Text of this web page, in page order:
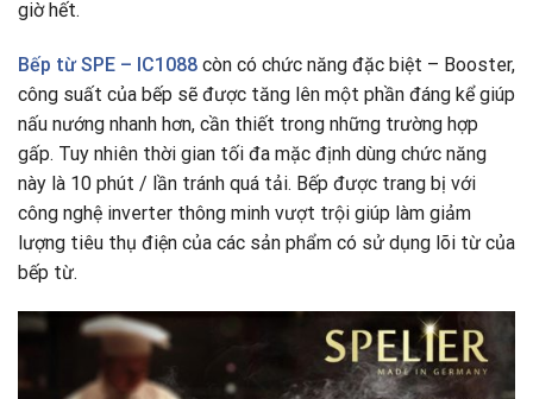
giờ hết.
Bếp từ SPE – IC1088 còn có chức năng đặc biệt – Booster,
công suất của bếp sẽ được tăng lên một phần đáng kể giúp
nấu nướng nhanh hơn, cần thiết trong những trường hợp
gấp. Tuy nhiên thời gian tối đa mặc định dùng chức năng
này là 10 phút / lần tránh quá tải. Bếp được trang bị với
công nghệ inverter thông minh vượt trội giúp làm giảm
lượng tiêu thụ điện của các sản phẩm có sử dụng lõi từ của
bếp từ.